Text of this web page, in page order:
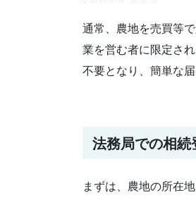
通常、農地を売買等
業を営む者に限定さ
不要となり、簡単な
法務局での相続
まずは、農地の所在